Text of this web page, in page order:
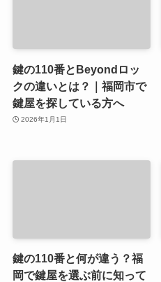
鍵の110番とBeyondロッ
クの違いとは？｜福岡市で
鍵屋を探している方へ
2026年1月1日
鍵の110番と何が違う？福
岡で鍵屋を選ぶ前に知って